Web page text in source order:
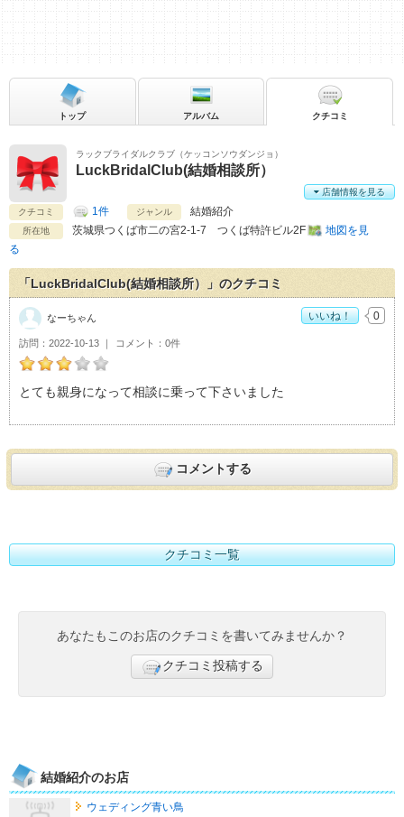
ラックブライダルクラブ（ケッコンソウダンジョ）
LuckBridalClub(結婚相談所）
クチコミ 1件 ジャンル 結婚紹介
所在地 茨城県つくば市二の宮2‐1‐7 つくば特許ビル2F
地図を見
る
店舗情報を見る
トップ アルバム クチコミ
「LuckBridalClub(結婚相談所）」のクチコミ
なーちゃんのLuckBridalClub(結婚相談所）おすすめ度：
とても親身になって相談に乗って下さいました
訪問 2022-10-13 コメント 0件
なーちゃん いいね！ 0
コメントする
クチコミ一覧
あなたもこのお店のクチコミを書いてみませんか？
クチコミ投稿する
結婚紹介のお店
ウェディング青い鳥